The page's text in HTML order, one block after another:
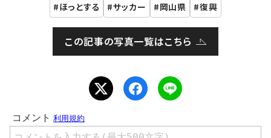
ほっとする サッカー 岡山県 復興
この記事の写真一覧はこちら